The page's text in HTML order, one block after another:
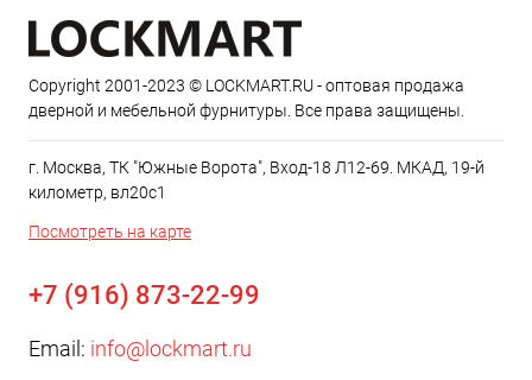
Copyright 2001-2023 © LOCKMART.RU - оптовая продажа
дверной и мебельной фурнитуры. Все права защищены.
г. Москва, ТК "Южные Ворота", Вход-18 Л12-69. МКАД, 19-й
километр, вл20с1
Посмотреть на карте
+7 (916) 873-22-99
Email: info@lockmart.ru